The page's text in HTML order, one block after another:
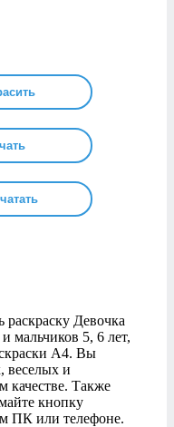
раскраску Девочка
мальчиков 5, 6 лет,
А4. Вы
веселых и
качестве. Также
кнопку
ПК или телефоне.